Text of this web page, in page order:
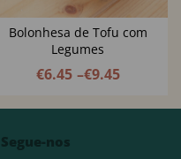
Bolonhesa de Tofu com
Legumes
€6.45 –€9.45
Segue-nos